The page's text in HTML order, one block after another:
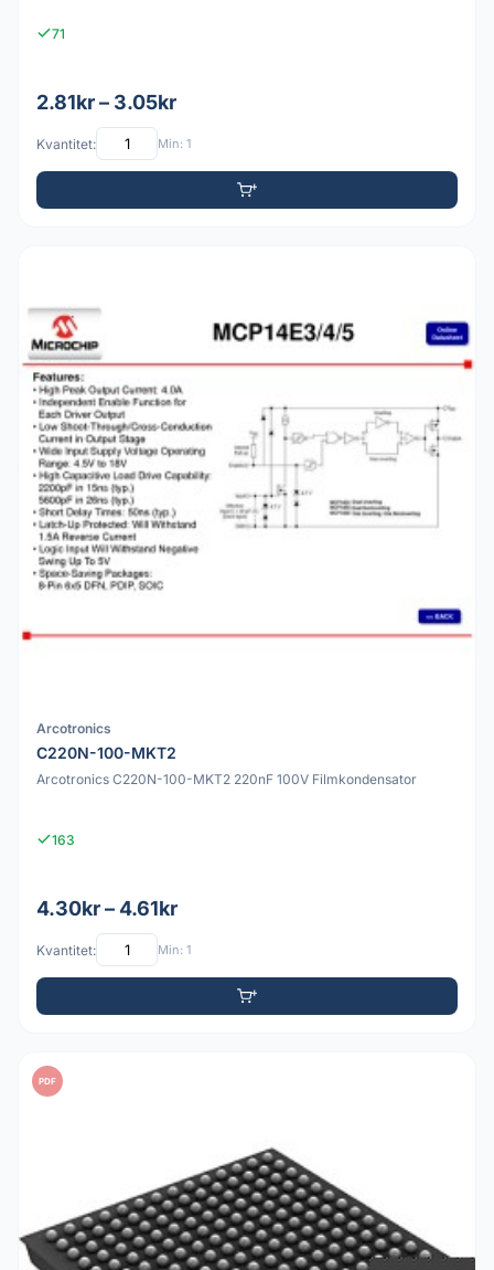
71
2.81kr – 3.05kr
Kvantitet: Min: 1
Arcotronics
C220N-100-MKT2
Arcotronics C220N-100-MKT2 220nF 100V Filmkondensator
163
4.30kr – 4.61kr
Kvantitet: Min: 1
PDF